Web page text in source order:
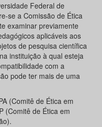
Federal de
se a Comissão de Ética
examinar previamente
aplicáveis aos
de pesquisa científica
instituição à qual esteja
com a
pode ter mais de uma
(Comitê de Ética em
(Comitê de Ética em